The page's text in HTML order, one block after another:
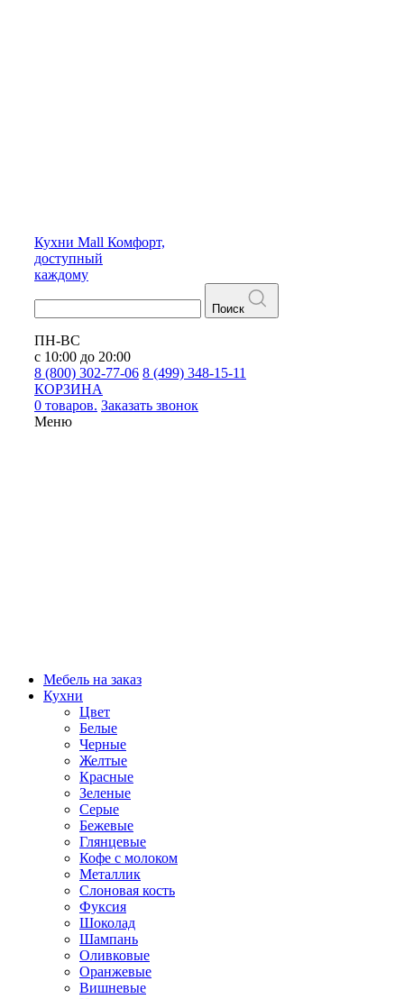
Кухни Mall Комфорт,
доступный
каждому
Поиск
ПН-ВС
с 10:00 до 20:00
8 (800) 302-77-06 8 (499) 348-15-11
КОРЗИНА
0 товаров. Заказать звонок
Меню
Мебель на заказ
Кухни
Цвет
Белые
Черные
Желтые
Красные
Зеленые
Серые
Бежевые
Глянцевые
Кофе с молоком
Металлик
Слоновая кость
Фуксия
Шоколад
Шампань
Оливковые
Оранжевые
Вишневые